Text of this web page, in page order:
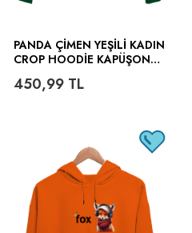
PANDA ÇIMEN YEŞILI KADIN
CROP HOODIE KAPÜŞONLU
450,99 TL